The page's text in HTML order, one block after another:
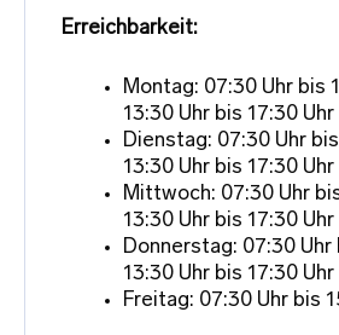
Erreichbarkeit:
Montag: 07:30 Uhr bis
13:30 Uhr bis 17:30 Uhr
Dienstag: 07:30 Uhr
13:30 Uhr bis 17:30 Uhr
Mittwoch: 07:30 Uhr
13:30 Uhr bis 17:30 Uhr
Donnerstag: 07:30 Uhr
13:30 Uhr bis 17:30 Uhr
Freitag: 07:30 Uhr bis